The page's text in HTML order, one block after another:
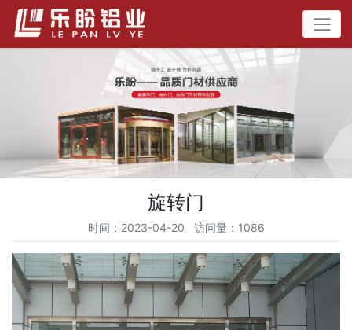
旋转门
时间：2023-04-20 访问量：1086